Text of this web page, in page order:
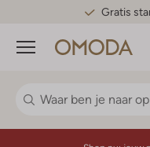
Gratis
Menu